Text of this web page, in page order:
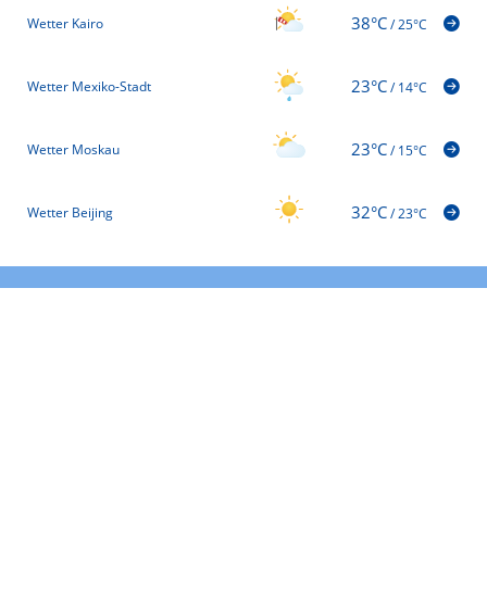
Wetter Kairo 38°C/25°C
Wetter Mexiko-Stadt 23°C/14°C
Wetter Moskau 23°C/15°C
Wetter Beijing 32°C/23°C